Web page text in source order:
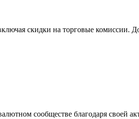
скидки на торговые
сообществе благодаря своей